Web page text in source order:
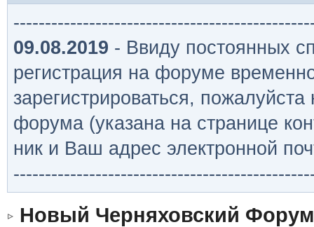
09.08.2019 - Ввиду постоянных
регистрация на форуме
зарегистрироваться,
форума (указана на странице
ник и Ваш адрес электронной
Новый Черняховский Форум